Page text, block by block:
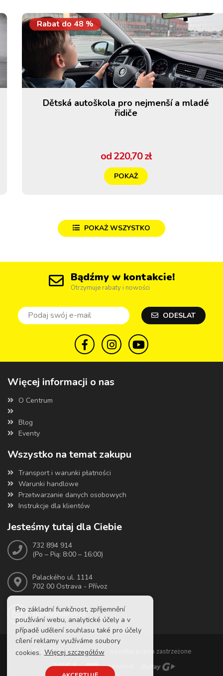
Pro základní funkčnost, zpříjemnění
používání webu, analytické účely a v
případě udělení souhlasu také pro účely
cílení reklamy využíváme soubory
cookies. Więcej szczegółów
Rabat do48%
Dětská autoškola pro nejmenší a mladé
řidiče
od 220,70 zł
POKAŻ
POKAŻ WSZYSTKO
Bądźmy w kontakcie!
Otrzymuje rabaty i nowości
ODESLAT
Więcej informacji o nas
O Centrum
Blog
Eventy
Wszystko na temat zakupu
Transport i warunki płatności
Warunki handlowe
Przetwarzanie danych osobowych
Instrukcje dla klientów
Jesteśmy tutaj dla Ciebie
732 894 914
(Po – Pią: 8:00 – 16:00)
Palackého ul. 1114
702 00 Ostrava - Přívoz
zazitky@libros.cz
© 2026 Zazitkylibros.cz – wszelkie prawa zastrzeżone